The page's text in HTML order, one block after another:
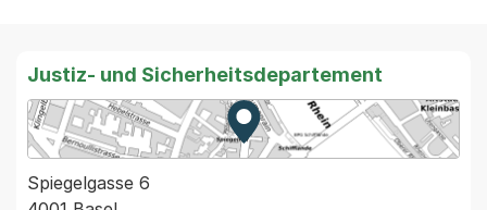
Justiz- und Sicherheitsdepartement
Zur Karte von MapBS.
Externer Link, wird in einem
Spiegelgasse 6